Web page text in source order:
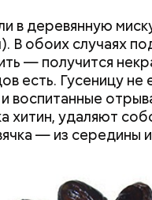
в деревянную
В обоих случаях
— получится
есть. Гусеницу
воспитанные
хитин, удаляют
— из середины